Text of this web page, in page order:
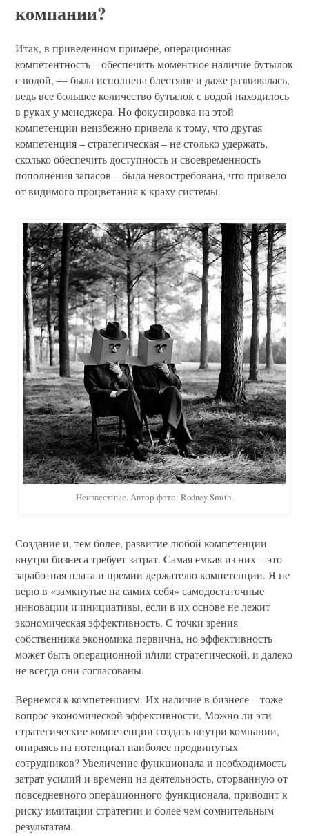
компании?
Итак, в приведенном примере, операционная
компетентность – обеспечить моментное наличие бутылок
с водой, — была исполнена блестяще и даже развивалась,
ведь все большее количество бутылок с водой находилось
в руках у менеджера. Но фокусировка на этой
компетенции неизбежно привела к тому, что другая
компетенция – стратегическая – не столько удержать,
сколько обеспечить доступность и своевременность
пополнения запасов – была невостребована, что привело
от видимого процветания к краху системы.
Неизвестные. Автор фото: Rodney Smith.
Создание и, тем более, развитие любой компетенции
внутри бизнеса требует затрат. Cамая емкая из них – это
заработная плата и премии держателю компетенции. Я не
верю в «замкнутые на самих себя» самодостаточные
инновации и инициативы, если в их основе не лежит
экономическая эффективность. С точки зрения
собственника экономика первична, но эффективность
может быть операционной и/или стратегической, и далеко
не всегда они согласованы.
Вернемся к компетенциям. Их наличие в бизнесе – тоже
вопрос экономической эффективности. Можно ли эти
стратегические компетенции создать внутри компании,
опираясь на потенциал наиболее продвинутых
сотрудников? Увеличение функционала и необходимость
затрат усилий и времени на деятельность, оторванную от
повседневного операционного функционала, приводит к
риску имитации стратегии и более чем сомнительным
результатам.